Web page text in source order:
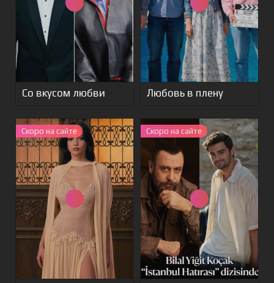
Со вкусом любви Любовь в плену
Скоро на сайте Скоро на сайте